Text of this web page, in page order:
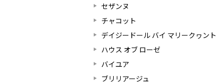
セザンヌ
チャコット
デイジードール バイ マリークヮント
ハウス オブ ローゼ
バイユア
ブリリアージュ